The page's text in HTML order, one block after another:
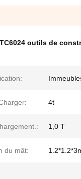
TC6024 outils de
4t
1,0 T
du mât: